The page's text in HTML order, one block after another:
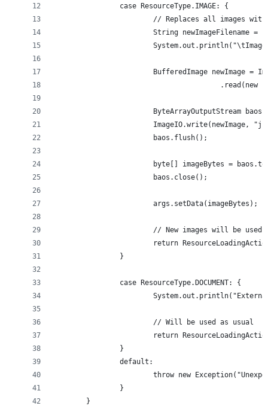
		case ResourceType.IMAGE: {
// Replaces all images
String newImageFilename =
BufferedImage newImage =
ByteArrayOutputStream
ImageIO.write(newImage,
			baos.flush();
byte[] imageBytes =
			baos.close();
			args.setData(imageBytes);
// New images will be
return
		}
		case ResourceType.DOCUMENT: {
			// Will be used as usual
return
		}
		default:
throw new
		}
	}